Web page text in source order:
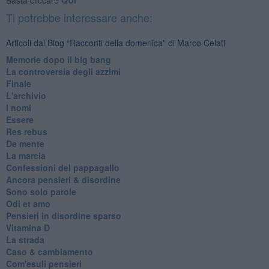
Ti potrebbe interessare anche:
Articoli dal Blog “Racconti della domenica” di Marco Celati
Memorie dopo il big bang
La controversia degli azzimi
Finale
L'archivio
I nomi
Essere
Res rebus
De mente
La marcia
Confessioni del pappagallo
Ancora pensieri & disordine
Sono solo parole
Odi et amo
Pensieri in disordine sparso
Vitamina D
La strada
Caso & cambiamento
Com'esuli pensieri